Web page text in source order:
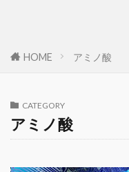
HOME アミノ酸
CATEGORY
アミノ酸